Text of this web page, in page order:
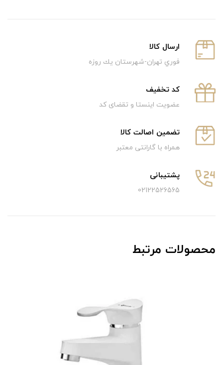
ارسال كالا
فوري تهران-شهرستان يك روزه
كد تخفيف
عضویت اینستا و تقضای کد
تضمین اصالت کالا
همراه با گارانتی معتبر
پشتیبانی
02122526565
محصولات مرتبط